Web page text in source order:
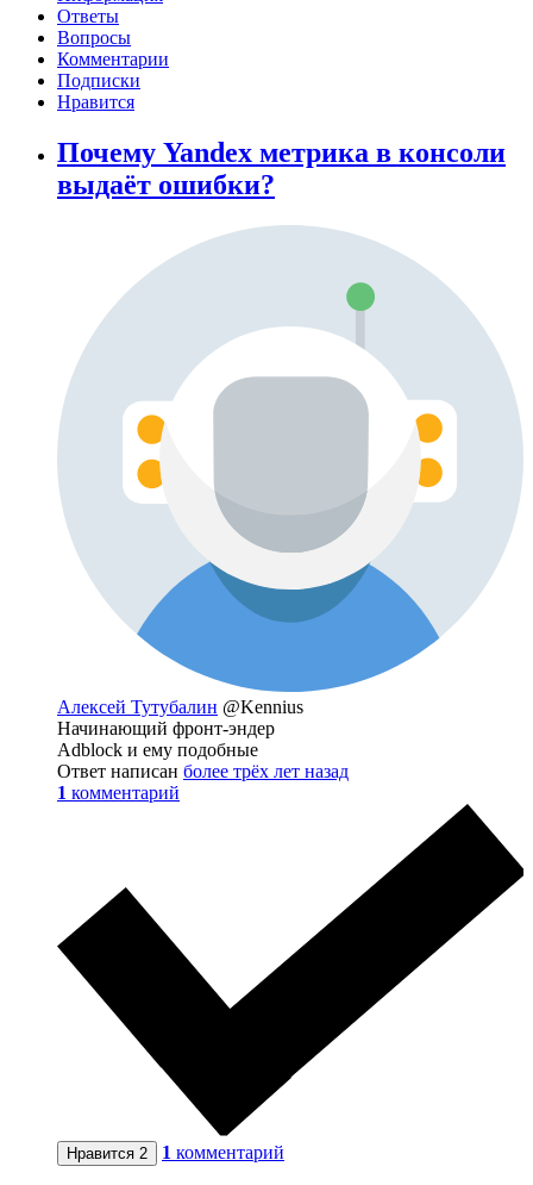
Ответы
Вопросы
Комментарии
Подписки
Нравится
Почему Yandex метрика в консоли
выдаёт ошибки?
Алексей Тутубалин @Kennius
Начинающий фронт-эндер
Adblock и ему подобные
Ответ написан более трёх лет назад
1 комментарий
Нравится 2 1 комментарий